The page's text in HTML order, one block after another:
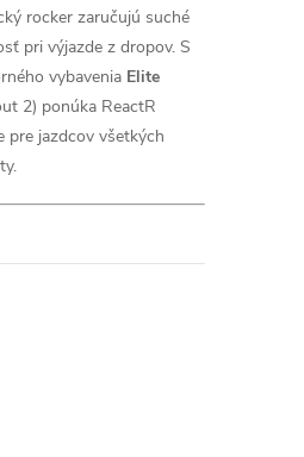
rocker zaručujú suché
pri výjazde z dropov. S
vybavenia Elite
2) ponúka ReactR
pre jazdcov všetkých